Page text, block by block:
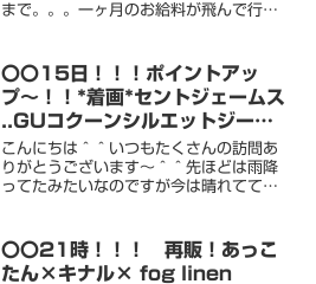
まで。。。一ヶ月のお給料が飛んで行き
roomにアップしています＾＾お知らせ
roomに追加します！...
〇〇15日！！！ポイントアッ
プ〜！！*着画*セントジェームス
..GUコクーンシルエットジーン
ズ〇〇
こんにちは＾＾いつもたくさんの訪問あ
りがとうございます〜＾＾先ほどは雨降
ってたみたいなのですが今は晴れてて嬉
き登校がよかったな〜と行ってます
が。。楽しく学校に行ってくれ...
〇〇21時！！！ 再販！あっこ
たん×キナル× fog linen